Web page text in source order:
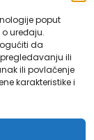
poput
uređaju.
da
ili
ili povlačenje
karakteristike i